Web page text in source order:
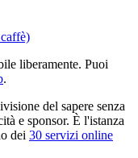
liberamente. Puoi
.
del sapere senza
e sponsor. È l'istanza
dei 30 servizi online